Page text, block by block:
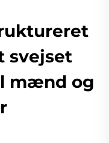
svejset
mænd og